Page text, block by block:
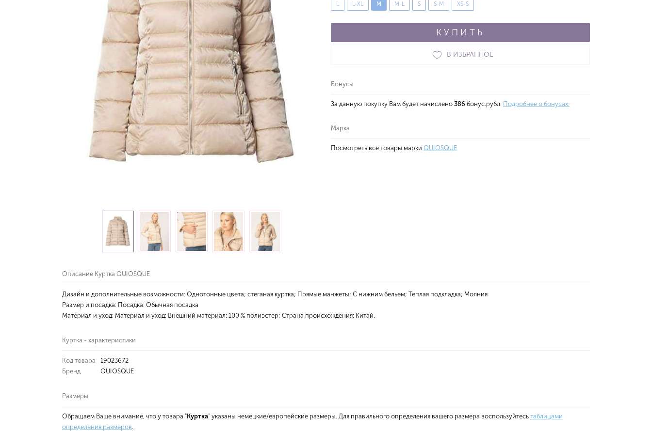
L L-XL M M-L S S-M XS-S
КУПИТЬ
В ИЗБРАННОЕ
Бонусы
За данную покупку Вам будет начислено 386 бонус.рубл. Подробнее о бонусах.
Марка
Посмотреть все товары марки QUIOSQUE
Описание Куртка QUIOSQUE
Дизайн и дополнительные возможности: Однотонные цвета; стеганая куртка; Прямые манжеты; С нижним бельем; Теплая подкладка; Молния
Размер и посадка: Посадка: Обычная посадка
Материал и уход: Материал и уход: Внешний материал: 100 % полиэстер; Страна происхождения: Китай.
Куртка - характеристики
Код товара
19023672
Бренд
QUIOSQUE
Размеры
Обращаем Ваше внимание, что у товара "Куртка" указаны немецкие/европейские размеры. Для правильного определения вашего размера воспользуйтесь таблицами
определения размеров.